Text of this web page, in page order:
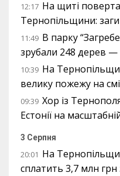
12:17 На щиті
Тернопільщини:
11:49 В парку
зрубали 248 дерев —
10:39 На
велику пожежу на
09:39 Хор із
Естонії на
3 Серпня
20:01 На
сплатить 3,7 млн